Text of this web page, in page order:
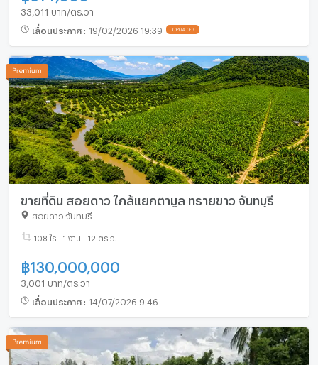
33,011 บาท/ตร.วา
เลื่อนประกาศ : 19/02/2026 19:39 UPDATE !
ขายที่ดิน สอยดาว ใกล้แยกตามูล ทรายขาว จันทบุรี
สอยดาว จันทบุรี
108 ไร่ - 1 งาน - 12 ตร.ว.
฿130,000,000
3,001 บาท/ตร.วา
เลื่อนประกาศ : 14/07/2026 9:46